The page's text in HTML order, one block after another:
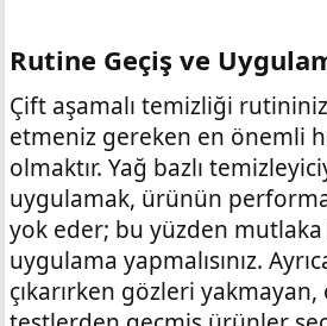
Rutine Geçiş ve
Çift aşamalı temizliği
etmeniz gereken en önemli
olmaktır. Yağ bazlı
uygulamak, ürünün
yok eder; bu yüzden mutlaka
uygulama yapmalısınız.
çıkarırken gözleri